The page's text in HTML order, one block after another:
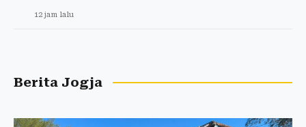
12 jam lalu
Berita Jogja